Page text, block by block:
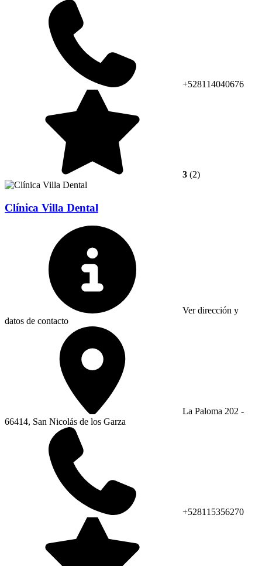
+528114040676
3 (2)
Clínica Villa Dental
Ver dirección y
datos de contacto
La Paloma 202 -
66414, San Nicolás de los Garza
+528115356270